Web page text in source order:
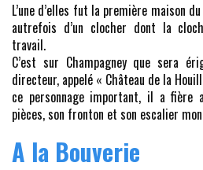
L’une d’elles fut la première maison
autrefois d’un clocher dont la
travail.
C’est sur Champagney que sera
directeur, appelé « Château de la
ce personnage important, il a fière
pièces, son fronton et son escalier
A la Bouverie